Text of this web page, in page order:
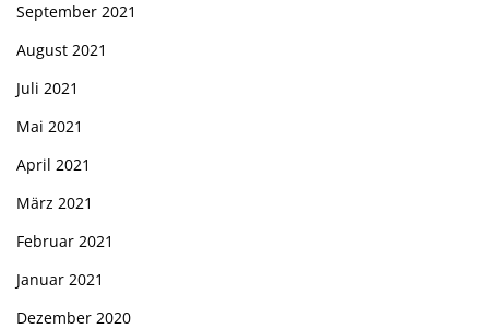
September 2021
August 2021
Juli 2021
Mai 2021
April 2021
März 2021
Februar 2021
Januar 2021
Dezember 2020